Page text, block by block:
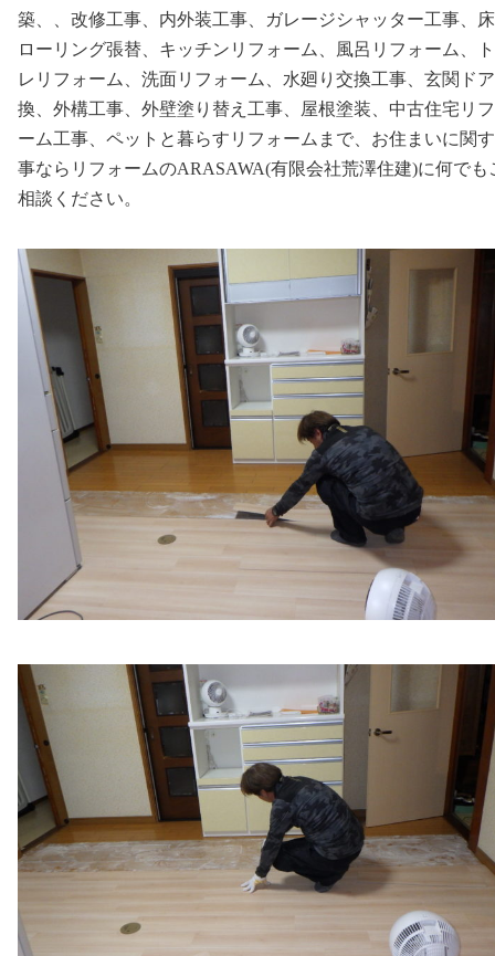
築、、改修工事、内外装工事、ガレージシャッター工事、
ローリング張替、キッチンリフォーム、風呂リフォーム、
レリフォーム、洗面リフォーム、水廻り交換工事、玄関ド
換、外構工事、外壁塗り替え工事、屋根塗装、中古住宅リ
ーム工事、ペットと暮らすリフォームまで、お住まいに関
事ならリフォームのARASAWA(有限会社荒澤住建)に何でも
相談ください。